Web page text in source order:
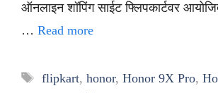
ऑनलाइन शॉपिंग साईट फ्लिपकार्टवर
… Read more
Tags
flipkart, honor, Honor 9X Pro,